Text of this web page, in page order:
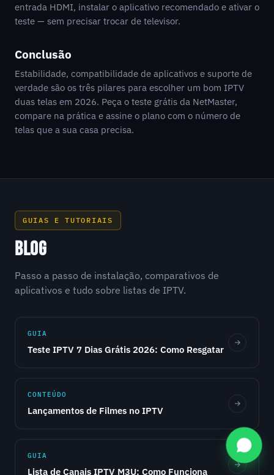
entrada HDMI, instalar o aplicativo recomendado e ativar o
teste — sem precisar trocar de televisor.
Conclusão
Estabilidade, compatibilidade de aplicativos e suporte de
verdade são os três pilares para escolher um bom IPTV
duas telas em 2026. Peça o teste grátis da NetMaster,
compare na prática e assine o plano com o número de
telas que a sua casa precisa.
GUIAS E TUTORIAIS
BLOG
Passo a passo de instalação, comparativos de
aplicativos e tudo sobre listas de IPTV.
GUIA
Teste IPTV 7 Dias Grátis 2026: Como Resgatar
CONTEÚDO
Lançamentos de Filmes no IPTV
GUIA
Lista de Canais IPTV M3U: Como Funciona